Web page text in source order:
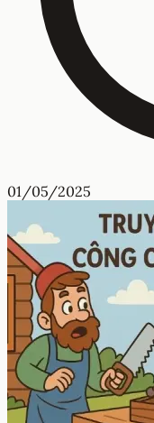
01/05/2025